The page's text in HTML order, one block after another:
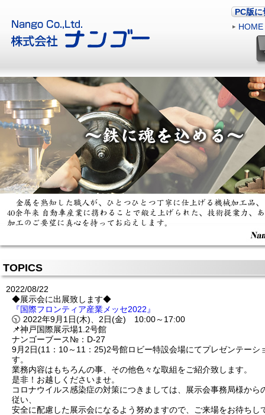
PC版に
HOME
TOPICS
2022/08/22
◆展示会に出展致します◆
『国際フロンティア産業メッセ2022』
🕥 2022年9月1日(木)、2日(金) 10:00～17:00
📌神戸国際展示場1.2号館
ナンゴーブース№：D-27
9月2日(11：10～11：25)2号館ロビー特設会場にてプレゼンテーシ
す。
業務内容はもちろんの事、その他色々な取組をご紹介致します。
是非！お越しくださいませ。
コロナウイルス感染症の対策につきましては、展示会事務局様から
従い、
安全に配慮した展示会になるよう努めますので、ご来場をお待ちし